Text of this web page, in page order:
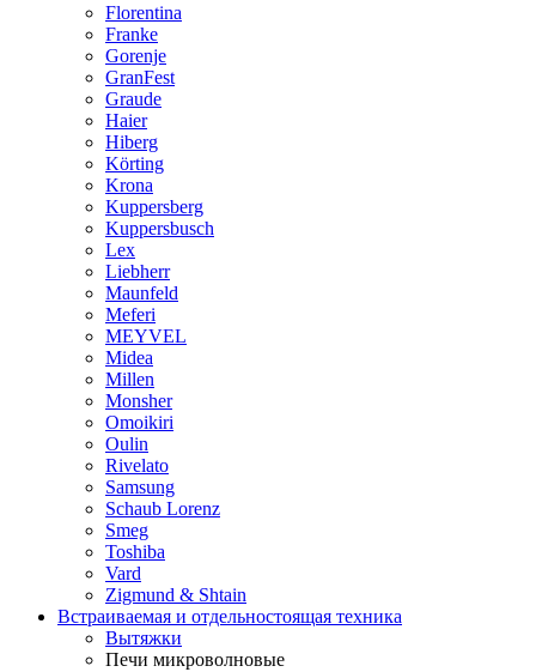
Florentina
Franke
Gorenje
GranFest
Graude
Haier
Hiberg
Körting
Krona
Kuppersberg
Kuppersbusch
Lex
Liebherr
Maunfeld
Meferi
MEYVEL
Midea
Millen
Monsher
Omoikiri
Oulin
Rivelato
Samsung
Schaub Lorenz
Smeg
Toshiba
Vard
Zigmund & Shtain
Встраиваемая и отдельностоящая техника
Вытяжки
Печи микроволновые